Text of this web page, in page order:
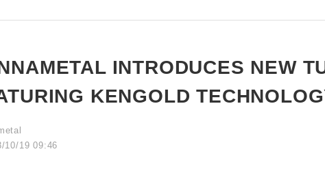
INTRODUCES NEW
KENGOLD
10/19 09:46